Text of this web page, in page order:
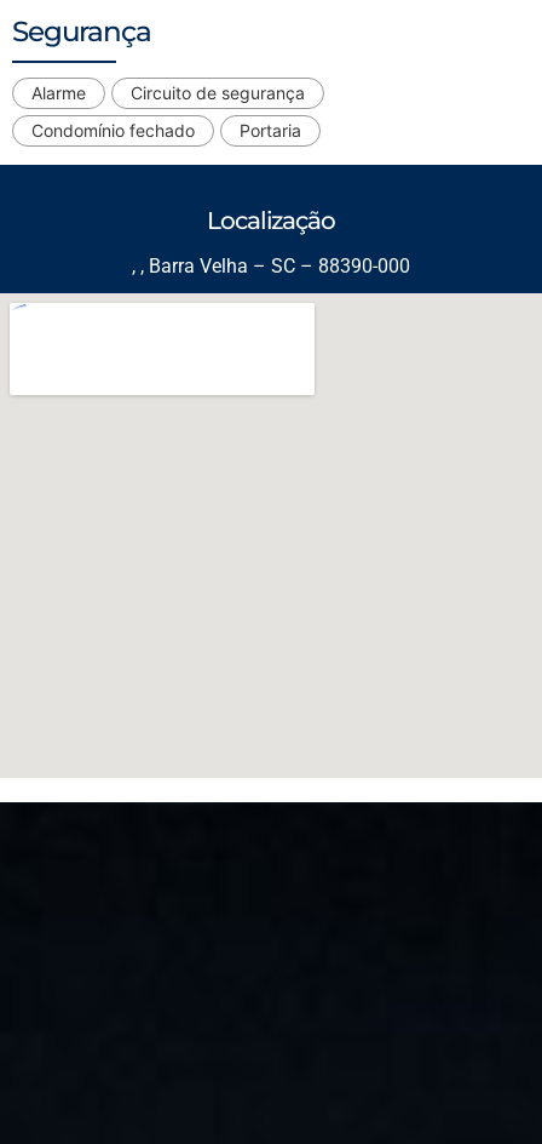
Segurança
Alarme
Circuito de segurança
Condomínio fechado
Portaria
Localização
, , Barra Velha – SC – 88390-000